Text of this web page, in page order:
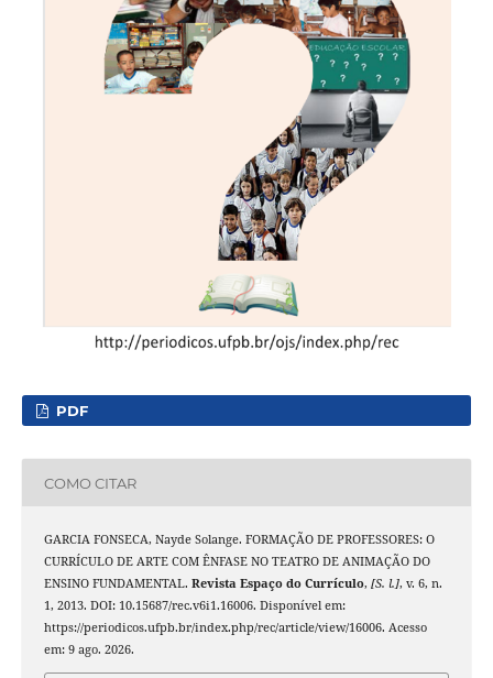
PDF
COMO CITAR
GARCIA FONSECA, Nayde Solange. FORMAÇÃO DE PROFESSORES: O
CURRÍCULO DE ARTE COM ÊNFASE NO TEATRO DE ANIMAÇÃO DO
ENSINO FUNDAMENTAL. Revista Espaço do Currículo, [S. l.], v. 6, n.
1, 2013. DOI: 10.15687/rec.v6i1.16006. Disponível em:
https://periodicos.ufpb.br/index.php/rec/article/view/16006. Acesso
em: 9 ago. 2026.